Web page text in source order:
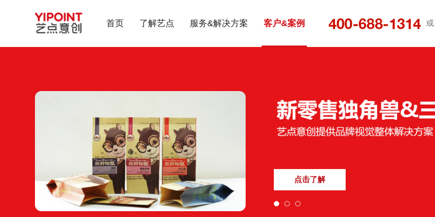
首页 了解艺点 服务&解决方案 客户&案例 或
点击了解